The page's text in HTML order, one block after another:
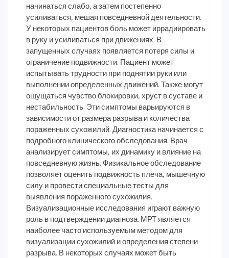
начинаться слабо, а затем постепенно
усиливаться, мешая повседневной деятельности.
У некоторых пациентов боль может иррадиировать
в руку и усиливаться при движениях. В
запущенных случаях появляется потеря силы и
ограничение подвижности. Пациент может
испытывать трудности при поднятии руки или
выполнении определенных движений. Также могут
ощущаться чувство блокировки, хруст в суставе и
нестабильность. Эти симптомы варьируются в
зависимости от размера разрыва и количества
пораженных сухожилий. Диагностика начинается с
подробного клинического обследования. Врач
анализирует симптомы, их динамику и влияние на
повседневную жизнь. Физикальное обследование
позволяет оценить подвижность плеча, мышечную
силу и провести специальные тесты для
выявления пораженного сухожилия.
Визуализационные исследования играют важную
роль в подтверждении диагноза. МРТ является
наиболее часто используемым методом для
визуализации сухожилий и определения степени
разрыва. В некоторых случаях может быть